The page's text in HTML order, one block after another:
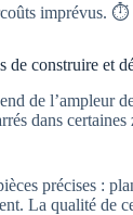
imprévus. ⏱️
de construire et
de l’ampleur
dans
précises :
La qualité de